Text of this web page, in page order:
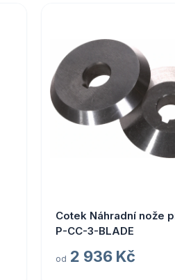
Cotek Náhradní nože
P-CC-3-BLADE
od 2 936 Kč